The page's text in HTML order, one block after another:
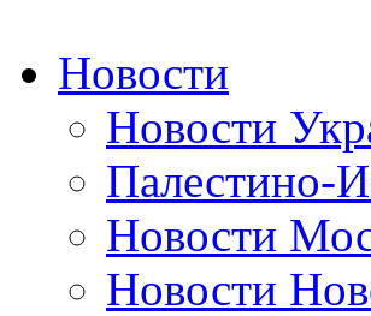
Новости
Новости
Палестино-
Новости
Новости